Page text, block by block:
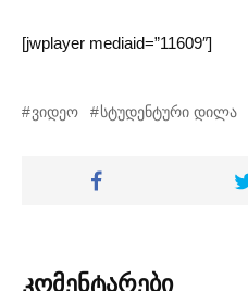
[jwplayer mediaid=”11609″]
ვიდეო სტუდენტური დილა
კომენტარები